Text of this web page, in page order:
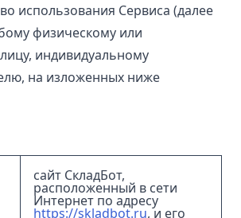
использования Сервиса (далее
физическому или
индивидуальному
на изложенных ниже
сайт СкладБот,
расположенный в сети
Интернет по адресу
https://skladbot.ru, и его